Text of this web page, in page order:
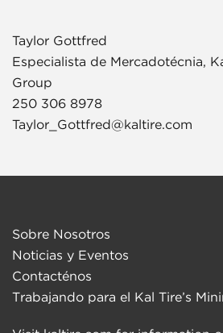
Taylor Gottfred
Especialista de Mercadotécnia,
Group
250 306 8978
Taylor_Gottfred@kaltire.com
Sobre Nosotros
Noticias y Eventos
Contacténos
Trabajando para el Kal Tire’s